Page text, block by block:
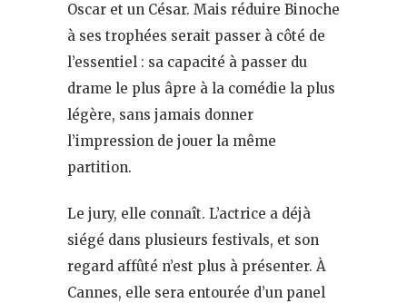
Oscar et un César. Mais réduire Binoche
à ses trophées serait passer à côté de
l’essentiel : sa capacité à passer du
drame le plus âpre à la comédie la plus
légère, sans jamais donner
l’impression de jouer la même
partition.
Le jury, elle connaît. L’actrice a déjà
siégé dans plusieurs festivals, et son
regard affûté n’est plus à présenter. À
Cannes, elle sera entourée d’un panel